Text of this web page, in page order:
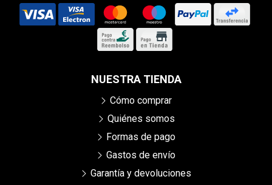
NUESTRA TIENDA
Cómo comprar
Quiénes somos
Formas de pago
Gastos de envío
Garantía y devoluciones